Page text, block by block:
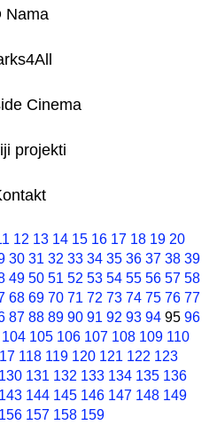
Nama
Cinema
projekti
12 13 14 15 16 17 18 19 20
30 31 32 33 34 35 36 37 38 39
49 50 51 52 53 54 55 56 57 58
68 69 70 71 72 73 74 75 76 77
87 88 89 90 91 92 93 94 95 96
104 105 106 107 108 109 110
118 119 120 121 122 123
130 131 132 133 134 135 136
143 144 145 146 147 148 149
156 157 158 159